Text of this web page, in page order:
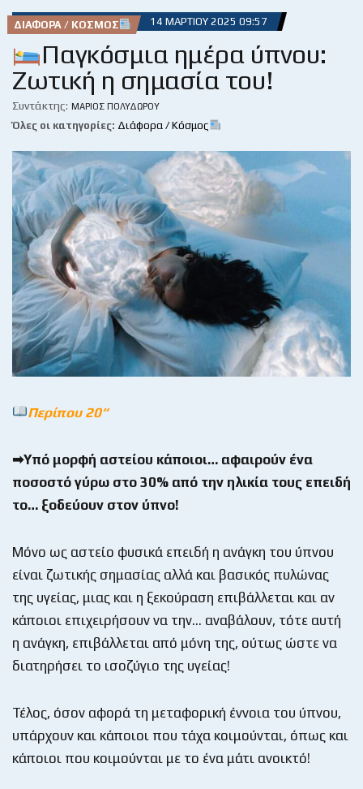
ΔΙΆΦΟΡΑ / ΚΌΣΜΟΣ 14 ΜΑΡΤΊΟΥ 2025 09:57
Παγκόσμια ημέρα ύπνου:
Ζωτική η σημασία του!
Συντάκτης: ΜΆΡΙΟΣ ΠΟΛΥΔΏΡΟΥ
Όλες οι κατηγορίες: Διάφορα / Κόσμος
Περίπου 20“
➡Υπό μορφή αστείου κάποιοι… αφαιρούν ένα
ποσοστό γύρω στο 30% από την ηλικία τους επειδή
το… ξοδεύουν στον ύπνο!
Μόνο ως αστείο φυσικά επειδή η ανάγκη του ύπνου
είναι ζωτικής σημασίας αλλά και βασικός πυλώνας
της υγείας, μιας και η ξεκούραση επιβάλλεται και αν
κάποιοι επιχειρήσουν να την… αναβάλουν, τότε αυτή
η ανάγκη, επιβάλλεται από μόνη της, ούτως ώστε να
διατηρήσει το ισοζύγιο της υγείας!
Τέλος, όσον αφορά τη μεταφορική έννοια του ύπνου,
υπάρχουν και κάποιοι που τάχα κοιμούνται, όπως και
κάποιοι που κοιμούνται με το ένα μάτι ανοικτό!